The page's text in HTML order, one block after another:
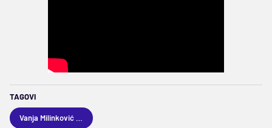
TAGOVI